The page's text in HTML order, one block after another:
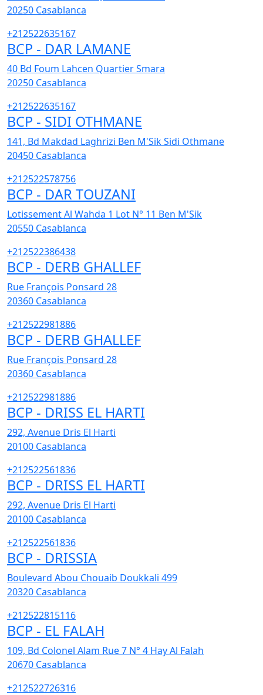
20250 Casablanca
+212522635167
BCP - DAR LAMANE
40 Bd Foum Lahcen Quartier Smara
20250 Casablanca
+212522635167
BCP - SIDI OTHMANE
141, Bd Makdad Laghrizi Ben M'Sik Sidi Othmane
20450 Casablanca
+212522578756
BCP - DAR TOUZANI
Lotissement Al Wahda 1 Lot N° 11 Ben M'Sik
20550 Casablanca
+212522386438
BCP - DERB GHALLEF
Rue François Ponsard 28
20360 Casablanca
+212522981886
BCP - DERB GHALLEF
Rue François Ponsard 28
20360 Casablanca
+212522981886
BCP - DRISS EL HARTI
292, Avenue Dris El Harti
20100 Casablanca
+212522561836
BCP - DRISS EL HARTI
292, Avenue Dris El Harti
20100 Casablanca
+212522561836
BCP - DRISSIA
Boulevard Abou Chouaib Doukkali 499
20320 Casablanca
+212522815116
BCP - EL FALAH
109, Bd Colonel Alam Rue 7 N° 4 Hay Al Falah
20670 Casablanca
+212522726316